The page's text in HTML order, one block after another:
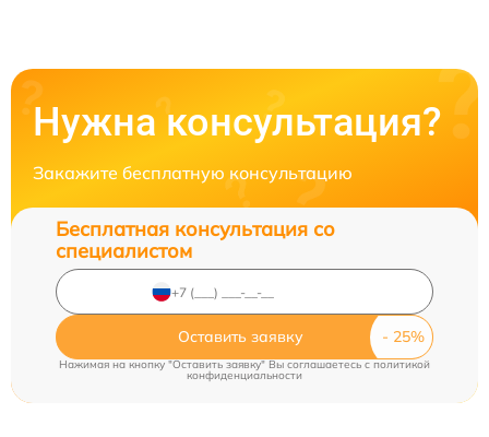
Нужна консультация?
Закажите бесплатную консультацию
Бесплатная консультация со
специалистом
Оставить заявку
Нажимая на кнопку "Оставить заявку" Вы соглашаетесь c политикой
конфиденциальности